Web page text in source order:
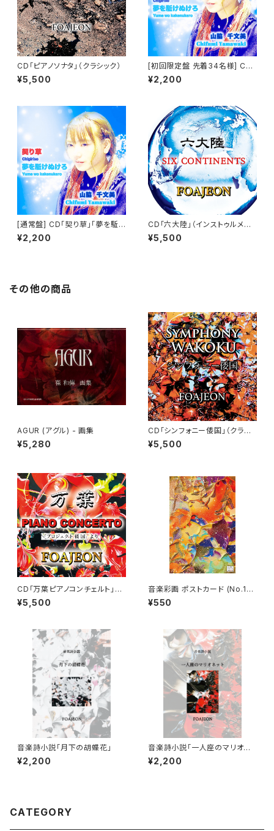
CD「ピアノソナタ」（クラシック）
¥5,500
[初回限定盤 先着34名様] CD
「契り草」「夢を駈けぬけろ」 山
脇 千文美
¥2,200
[通常盤] CD「契り草」「夢を駈
¥2,200
CD「六大陸」（インストゥルメン
タル）
¥5,500
その他の商品
AGUR (アグル) - 画集
¥5,280
CD「シンフォニー倭国」（クラシ
ック/ JAPAN）
¥5,500
CD「万葉ピアノコンチェルト」
（クラシック/ JAPAN）
¥5,500
音楽彩画 ポストカード (No.152
0)
¥550
音楽詩小説「月下の胡蝶花」
¥2,200
音楽詩小説「⼀⼈座のマリオネ
ット」
¥2,200
CATEGORY